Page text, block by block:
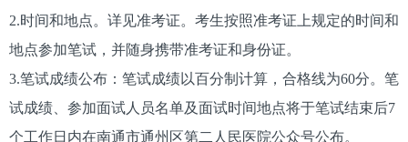
2.时间和地点。详见准考证。考生按照准考证上规定的时间和
地点参加笔试，并随身携带准考证和身份证。
3.笔试成绩公布：笔试成绩以百分制计算，合格线为60分。笔
试成绩、参加面试人员名单及面试时间地点将于笔试结束后7
个工作日内在南通市通州区第二人民医院公众号公布。